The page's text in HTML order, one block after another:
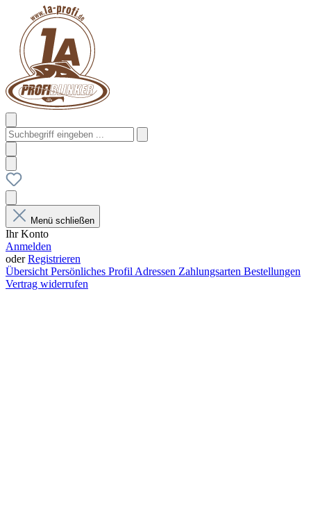
Menü schließen
Ihr Konto
Anmelden
oderRegistrieren
Übersicht Persönliches Profil Adressen Zahlungsarten Bestellungen
Vertrag widerrufen